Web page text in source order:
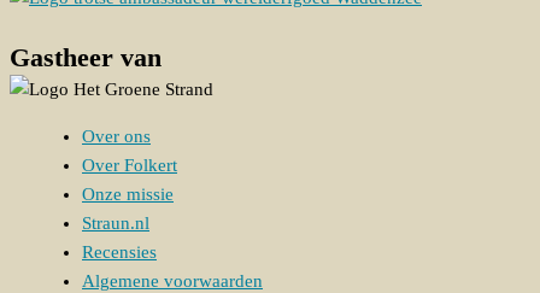
Gastheer van
Over ons
Over Folkert
Onze missie
Straun.nl
Recensies
Algemene voorwaarden